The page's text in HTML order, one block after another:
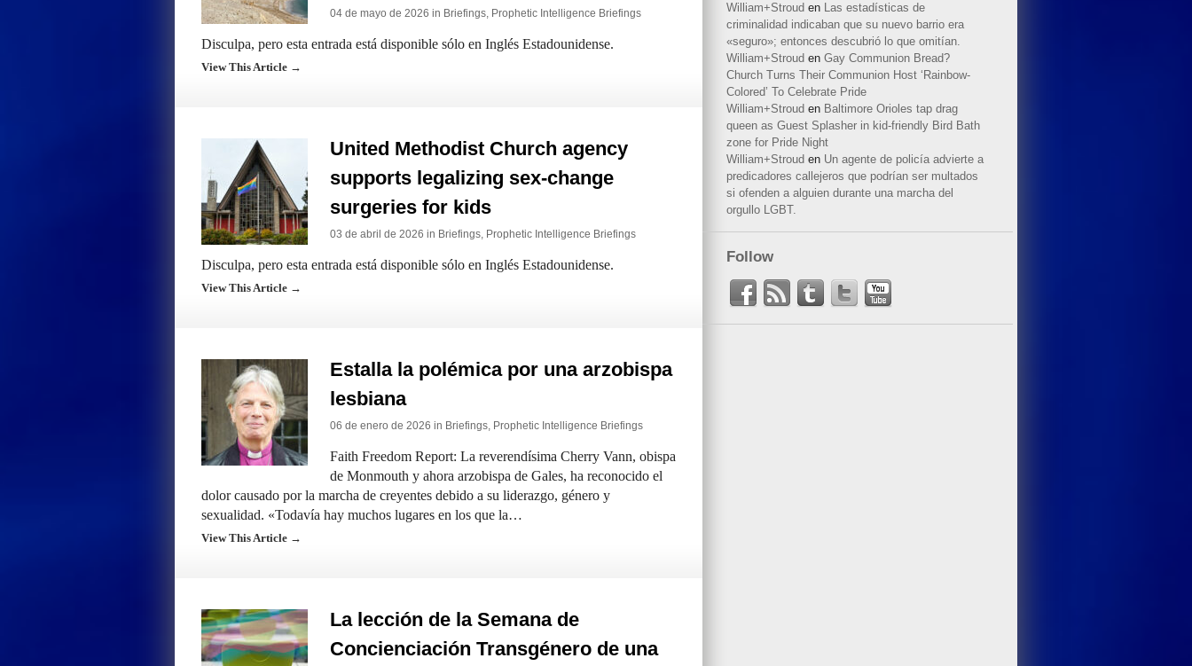
04 de mayo de 2026 in Briefings, Prophetic Intelligence Briefings
Disculpa, pero esta entrada está disponible sólo en Inglés Estadounidense.
View This Article →
United Methodist Church agency
supports legalizing sex-change
surgeries for kids
03 de abril de 2026 in Briefings, Prophetic Intelligence Briefings
Disculpa, pero esta entrada está disponible sólo en Inglés Estadounidense.
View This Article →
Estalla la polémica por una arzobispa
lesbiana
06 de enero de 2026 in Briefings, Prophetic Intelligence Briefings
Faith Freedom Report: La reverendísima Cherry Vann, obispa
de Monmouth y ahora arzobispa de Gales, ha reconocido el
dolor causado por la marcha de creyentes debido a su liderazgo, género y
sexualidad. «Todavía hay muchos lugares en los que la…
View This Article →
La lección de la Semana de
Concienciación Transgénero de una
William+Stroud en Las estadísticas de
criminalidad indicaban que su nuevo barrio era
«seguro»; entonces descubrió lo que omitían.
William+Stroud en Gay Communion Bread?
Church Turns Their Communion Host ‘Rainbow-
Colored’ To Celebrate Pride
William+Stroud en Baltimore Orioles tap drag
queen as Guest Splasher in kid-friendly Bird Bath
zone for Pride Night
William+Stroud en Un agente de policía advierte a
predicadores callejeros que podrían ser multados
si ofenden a alguien durante una marcha del
orgullo LGBT.
Follow